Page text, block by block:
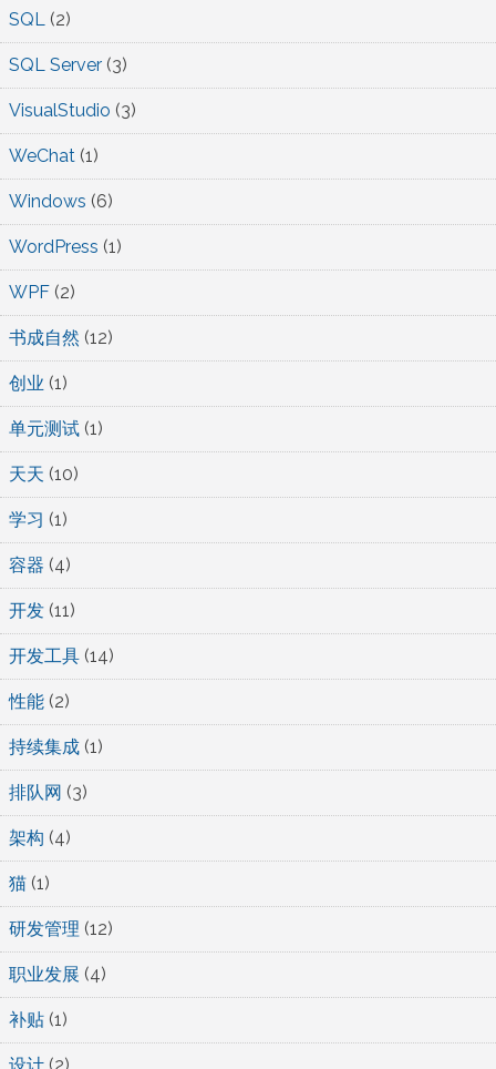
SQL (2)
SQL Server (3)
VisualStudio (3)
WeChat (1)
Windows (6)
WordPress (1)
WPF (2)
书成自然 (12)
创业 (1)
单元测试 (1)
天天 (10)
学习 (1)
容器 (4)
开发 (11)
开发工具 (14)
性能 (2)
持续集成 (1)
排队网 (3)
架构 (4)
猫 (1)
研发管理 (12)
职业发展 (4)
补贴 (1)